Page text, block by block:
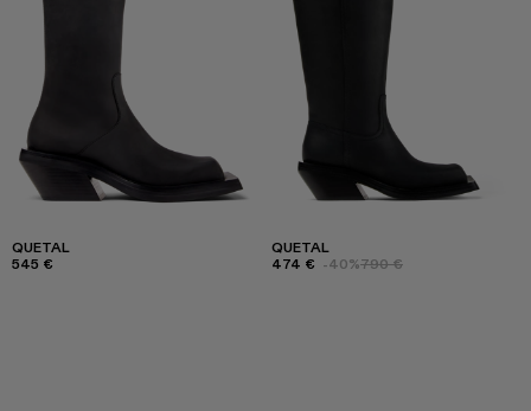
QUETAL
545 €
QUETAL
474 € -40%790 €